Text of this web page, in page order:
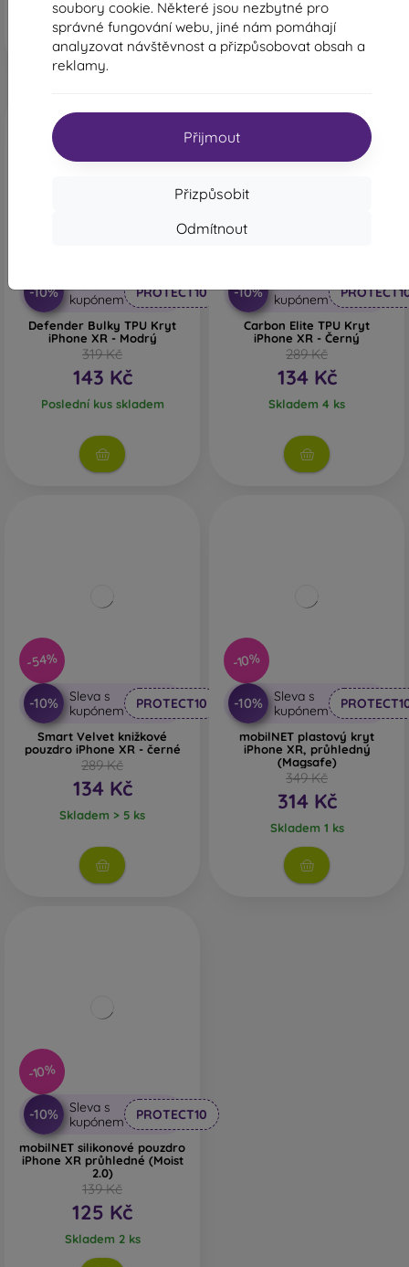
soubory cookie. Některé jsou nezbytné pro
správné fungování webu, jiné nám pomáhají
analyzovat návštěvnost a přizpůsobovat obsah a
reklamy.
Přijmout
Přizpůsobit
Odmítnout
-10%
kupónem
PROTECT10
Defender Bulky TPU Kryt
iPhone XR - Modrý
319 Kč
143 Kč
Poslední kus skladem
-10%
kupónem
Carbon Elite TPU Kryt
iPhone XR - Černý
289 Kč
134 Kč
Skladem 4 ks
-54%
-10%
Sleva s
kupónem
PROTECT10
Smart Velvet knižkové
pouzdro iPhone XR - černé
289 Kč
134 Kč
Skladem > 5 ks
-10%
-10%
Sleva s
kupónem
mobilNET plastový kryt
iPhone XR, průhledný
(Magsafe)
349 Kč
314 Kč
Skladem 1 ks
-10%
-10%
Sleva s
kupónem
PROTECT10
mobilNET silikonové pouzdro
iPhone XR průhledné (Moist
2.0)
139 Kč
125 Kč
Skladem 2 ks